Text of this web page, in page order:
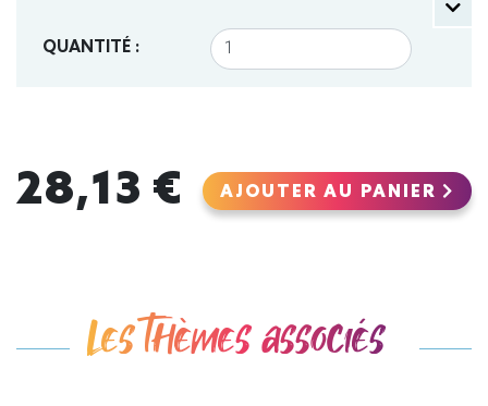
QUANTITÉ :
28,13 € AJOUTER AU PANIER
Les thèmes associés